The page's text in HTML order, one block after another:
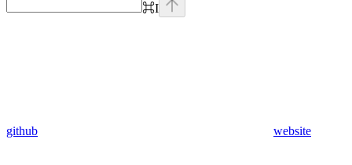
⌘I
github website